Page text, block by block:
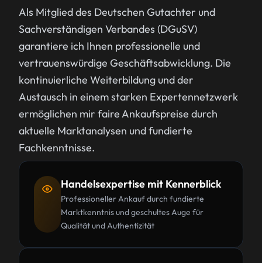
Als Mitglied des Deutschen Gutachter und
Sachverständigen Verbandes (DGuSV)
garantiere ich Ihnen professionelle und
vertrauenswürdige Geschäftsabwicklung. Die
kontinuierliche Weiterbildung und der
Austausch in einem starken Expertennetzwerk
ermöglichen mir faire Ankaufspreise durch
aktuelle Marktanalysen und fundierte
Fachkenntnisse.
Handelsexpertise mit Kennerblick
Professioneller Ankauf durch fundierte
Marktkenntnis und geschultes Auge für
Qualität und Authentizität